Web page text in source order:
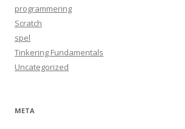
programmering
Scratch
spel
Tinkering Fundamentals
Uncategorized
META